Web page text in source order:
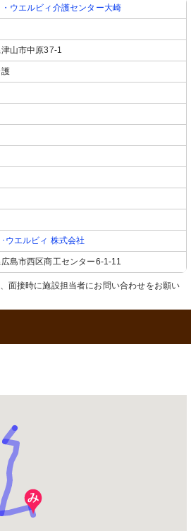
ウエルビィ介護センター大崎
津山市中原37-1
ウエルビィ 株式会社
島市西区商工センター6-1-11
面接時に施設担当者にお問い合わせをお願い